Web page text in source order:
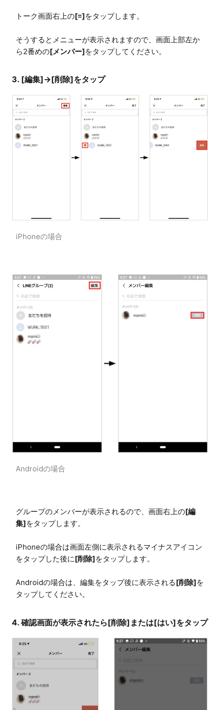
トーク画面右上の[≡]をタップします。
そうするとメニューが表示されますので、画面上部左か
ら2番めの[メンバー]をタップしてください。
3. [編集]→[削除]をタップ
iPhoneの場合
Androidの場合
グループのメンバーが表示されるので、画面右上の[編
集]をタップします。
iPhoneの場合は画面左側に表示されるマイナスアイコン
をタップした後に[削除]をタップします。
Androidの場合は、編集をタップ後に表示される[削除]を
タップしてください。
4. 確認画面が表示されたら[削除]または[はい]をタップ